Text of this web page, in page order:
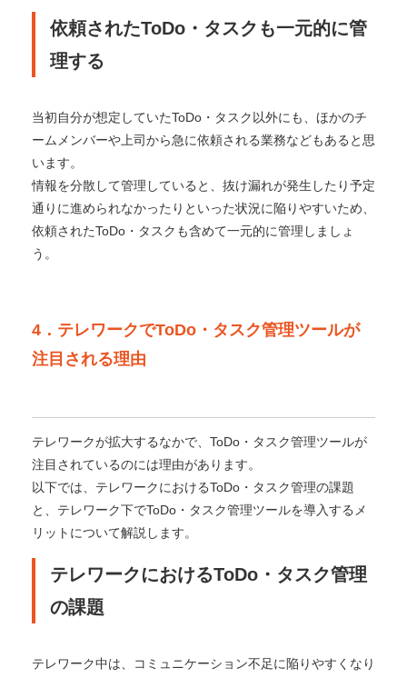
依頼されたToDo・タスクも一元的に管
理する
当初自分が想定していたToDo・タスク以外にも、ほかのチ
ームメンバーや上司から急に依頼される業務などもあると思
います。
情報を分散して管理していると、抜け漏れが発生したり予定
通りに進められなかったりといった状況に陥りやすいため、
依頼されたToDo・タスクも含めて一元的に管理しましょ
う。
4．テレワークでToDo・タスク管理ツールが
注目される理由
テレワークが拡大するなかで、ToDo・タスク管理ツールが
注目されているのには理由があります。
以下では、テレワークにおけるToDo・タスク管理の課題
と、テレワーク下でToDo・タスク管理ツールを導入するメ
リットについて解説します。
テレワークにおけるToDo・タスク管理
の課題
テレワーク中は、コミュニケーション不足に陥りやすくなり